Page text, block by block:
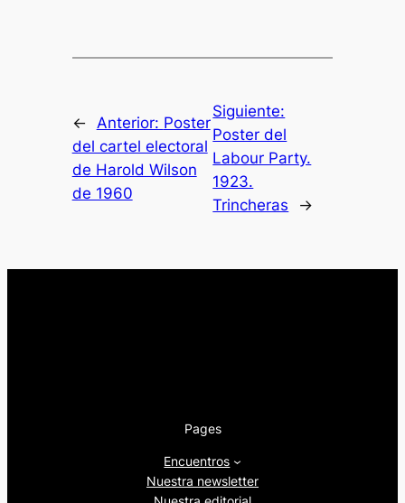
← Anterior: Poster
del cartel electoral
de Harold Wilson
de 1960
Siguiente:
Poster del
Labour Party.
1923.
Trincheras
→
Pages
Encuentros
Nuestra newsletter